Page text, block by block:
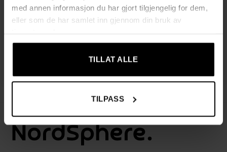
med annen informasjon du har gjort tilgjengelig for dem,
eller som de har samlet inn gjennom din bruk av
TILLAT ALLE
TILPASS
Teddyfleece – Komfort og
Kashmir-look – Komfort
699,00